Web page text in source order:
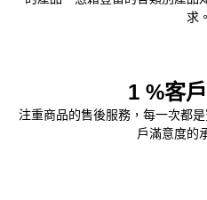
求。
1 %客
注重商品的售後服務，每一次都是
戶滿意度的